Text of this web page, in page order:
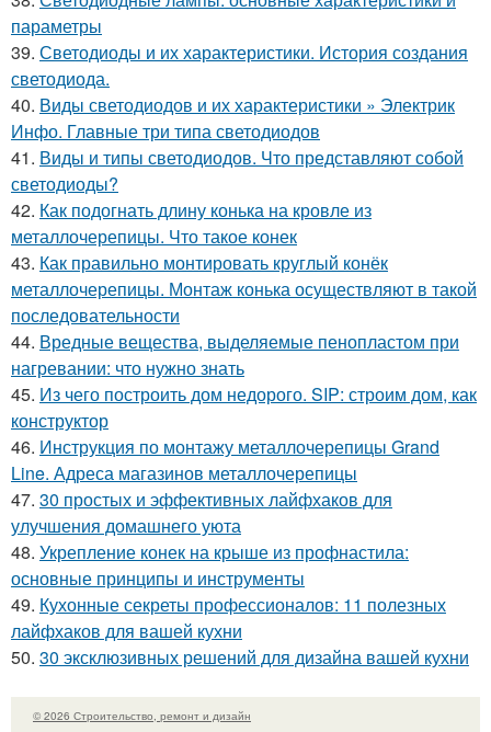
параметры
39. Светодиоды и их характеристики. История создания
светодиода.
40. Виды светодиодов и их характеристики » Электрик
Инфо. Главные три типа светодиодов
41. Виды и типы светодиодов. Что представляют собой
светодиоды?
42. Как подогнать длину конька на кровле из
металлочерепицы. Что такое конек
43. Как правильно монтировать круглый конёк
металлочерепицы. Монтаж конька осуществляют в такой
последовательности
44. Вредные вещества, выделяемые пенопластом при
нагревании: что нужно знать
45. Из чего построить дом недорого. SIP: строим дом, как
конструктор
46. Инструкция по монтажу металлочерепицы Grand
Line. Адреса магазинов металлочерепицы
47. 30 простых и эффективных лайфхаков для
улучшения домашнего уюта
48. Укрепление конек на крыше из профнастила:
основные принципы и инструменты
49. Кухонные секреты профессионалов: 11 полезных
лайфхаков для вашей кухни
50. 30 эксклюзивных решений для дизайна вашей кухни
© 2026 Строительство, ремонт и дизайн